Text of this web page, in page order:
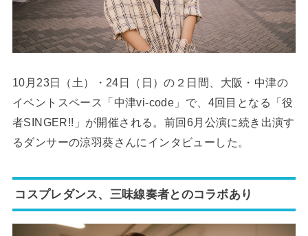
10月23日（土）・24日（日）の２日間、大阪・中津の
イベントスペース「中津vi-code」で、4回目となる「役
者SINGER!!」が開催される。前回6月公演に続き出演す
るダンサーの涼羽葵さんにインタビューした。
コスプレダンス、三味線奏者とのコラボあり